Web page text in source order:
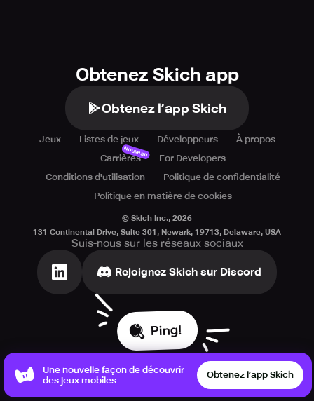
Obtenez Skich app
Obtenez l’app Skich
Jeux Listes de jeux Développeurs
À propos
Carrières
Nouveau
For Developers
Conditions d'utilisation
Politique de confidentialité
Politique en matière de cookies
© Skich Inc., 2026
131 Continental Drive, Suite 301, Newark, 19713, Delaware, USA
Suis-nous sur les réseaux sociaux
Rejoignez Skich sur Discord
Ping!
Une nouvelle façon de découvrir
des jeux mobiles
Obtenez l’app Skich